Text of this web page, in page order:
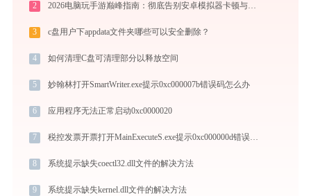
2 2026电脑玩手游巅峰指南：彻底告别安卓模拟器卡顿与捆绑，体验官方原生多端互通
3 c盘用户下appdata文件夹哪些可以安全删除？
4 如何清理C盘可清理部分以释放空间
5 妙翰林打开SmartWriter.exe提示0xc000007b错误码怎么办
6 应用程序无法正常启动0xc0000020
7 税控发票开票打开MainExecuteS.exe提示0xc000000d错误码怎么办
8 系统提示缺失coectl32.dll文件的解决方法
9 系统提示缺失kernel.dll文件的解决方法